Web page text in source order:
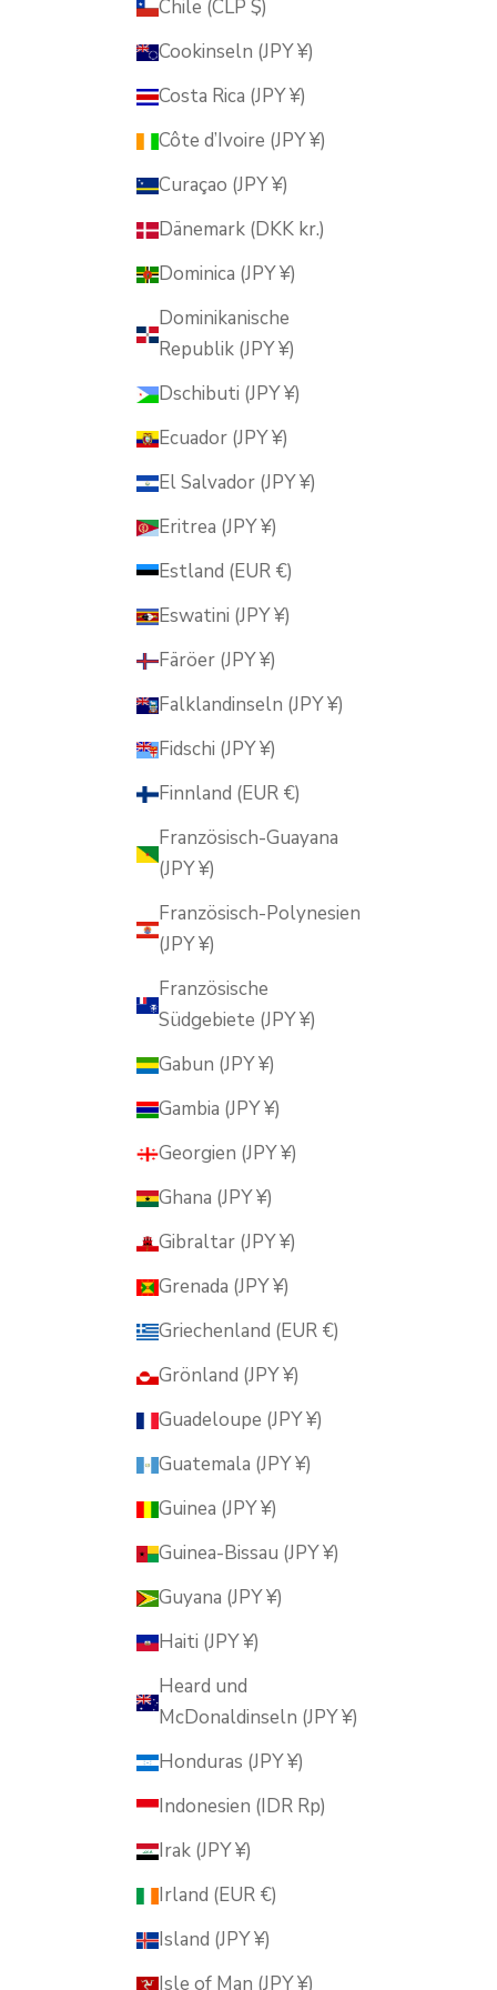
Chile (CLP $)
Cookinseln (JPY ¥)
Costa Rica (JPY ¥)
Côte d’Ivoire (JPY ¥)
Curaçao (JPY ¥)
Dänemark (DKK kr.)
Dominica (JPY ¥)
Dominikanische
Republik (JPY ¥)
Dschibuti (JPY ¥)
Ecuador (JPY ¥)
El Salvador (JPY ¥)
Eritrea (JPY ¥)
Estland (EUR €)
Eswatini (JPY ¥)
Färöer (JPY ¥)
Falklandinseln (JPY ¥)
Fidschi (JPY ¥)
Finnland (EUR €)
Französisch-Guayana
(JPY ¥)
Französisch-Polynesien
(JPY ¥)
Französische
Südgebiete (JPY ¥)
Gabun (JPY ¥)
Gambia (JPY ¥)
Georgien (JPY ¥)
Ghana (JPY ¥)
Gibraltar (JPY ¥)
Grenada (JPY ¥)
Griechenland (EUR €)
Grönland (JPY ¥)
Guadeloupe (JPY ¥)
Guatemala (JPY ¥)
Guinea (JPY ¥)
Guinea-Bissau (JPY ¥)
Guyana (JPY ¥)
Haiti (JPY ¥)
Heard und
McDonaldinseln (JPY ¥)
Honduras (JPY ¥)
Indonesien (IDR Rp)
Irak (JPY ¥)
Irland (EUR €)
Island (JPY ¥)
Isle of Man (JPY ¥)